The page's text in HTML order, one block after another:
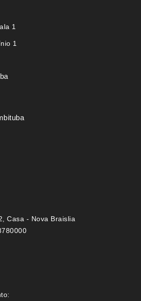
1
1
Casa - Nova Braislia